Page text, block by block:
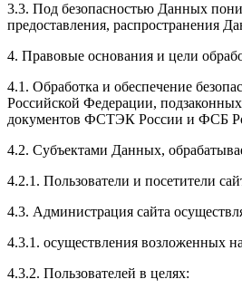
3.3. Под безопасностью Данных
предоставления, распространения
4. Правовые основания и цели
4.1. Обработка и обеспечение
Российской Федерации,
документов ФСТЭК России и ФСБ
4.2. Субъектами Данных,
4.2.1. Пользователи и посетители
4.3. Администрация сайта
4.3.1. осуществления возложенных
4.3.2. Пользователей в целях: